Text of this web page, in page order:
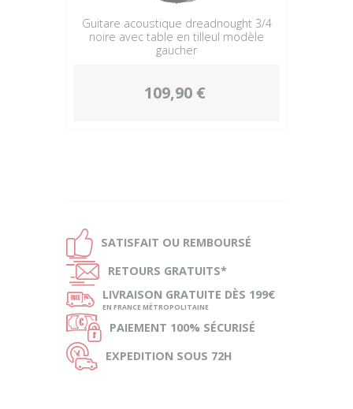
Guitare acoustique dreadnought 3/4
noire avec table en tilleul modèle
gaucher
109,90 €
Ð SATISFAIT OU REMBOURSÉ
Ñ RETOURS GRATUITS*
ø LIVRAISON GRATUITE DÈS 199€
EN FRANCE MÉTROPOLITAINE
Ø PAIEMENT 100% SÉCURISÉ
Ù EXPEDITION SOUS 72H